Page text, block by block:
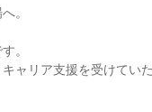
。
。
ャリア支援を受けていた